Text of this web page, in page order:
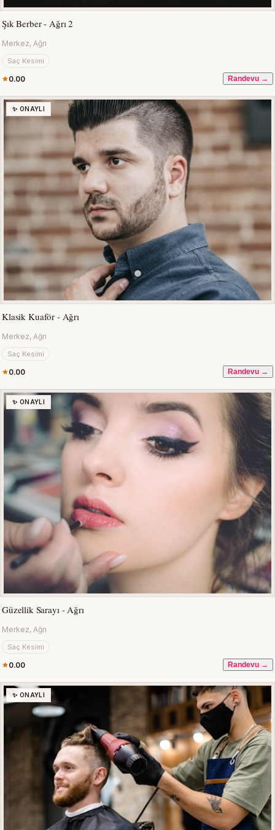
Şık Berber - Ağrı 2
Merkez, Ağrı
Saç Kesimi
0.00 Randevu →
✨ ONAYLI
Klasik Kuaför - Ağrı
Merkez, Ağrı
Saç Kesimi
0.00 Randevu →
✨ ONAYLI
Güzellik Sarayı - Ağrı
Merkez, Ağrı
Saç Kesimi
0.00 Randevu →
✨ ONAYLI